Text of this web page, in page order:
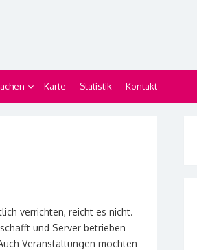
Karte Statistik Kontakt
verrichten, reicht es nicht.
und Server betrieben
Veranstaltungen möchten